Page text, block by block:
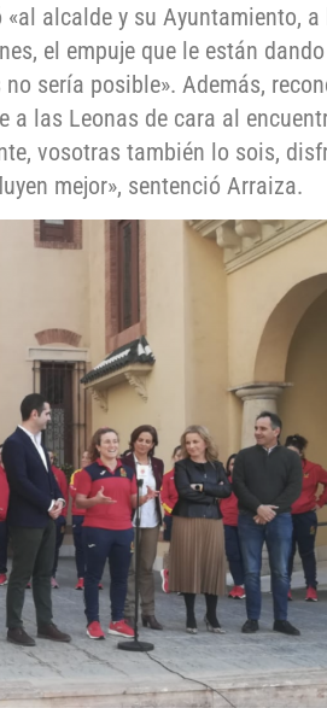
«al alcalde y su Ayuntamiento, a
el empuje que le están
sería posible». Además,
a las Leonas de cara al
vosotras también lo sois,
mejor», sentenció Arraiza.